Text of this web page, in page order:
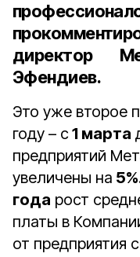
директор
Эфендиев.
Это уже второе
году – с 1 марта
предприятий
увеличены на 5%
года рост
платы в
от предприятия